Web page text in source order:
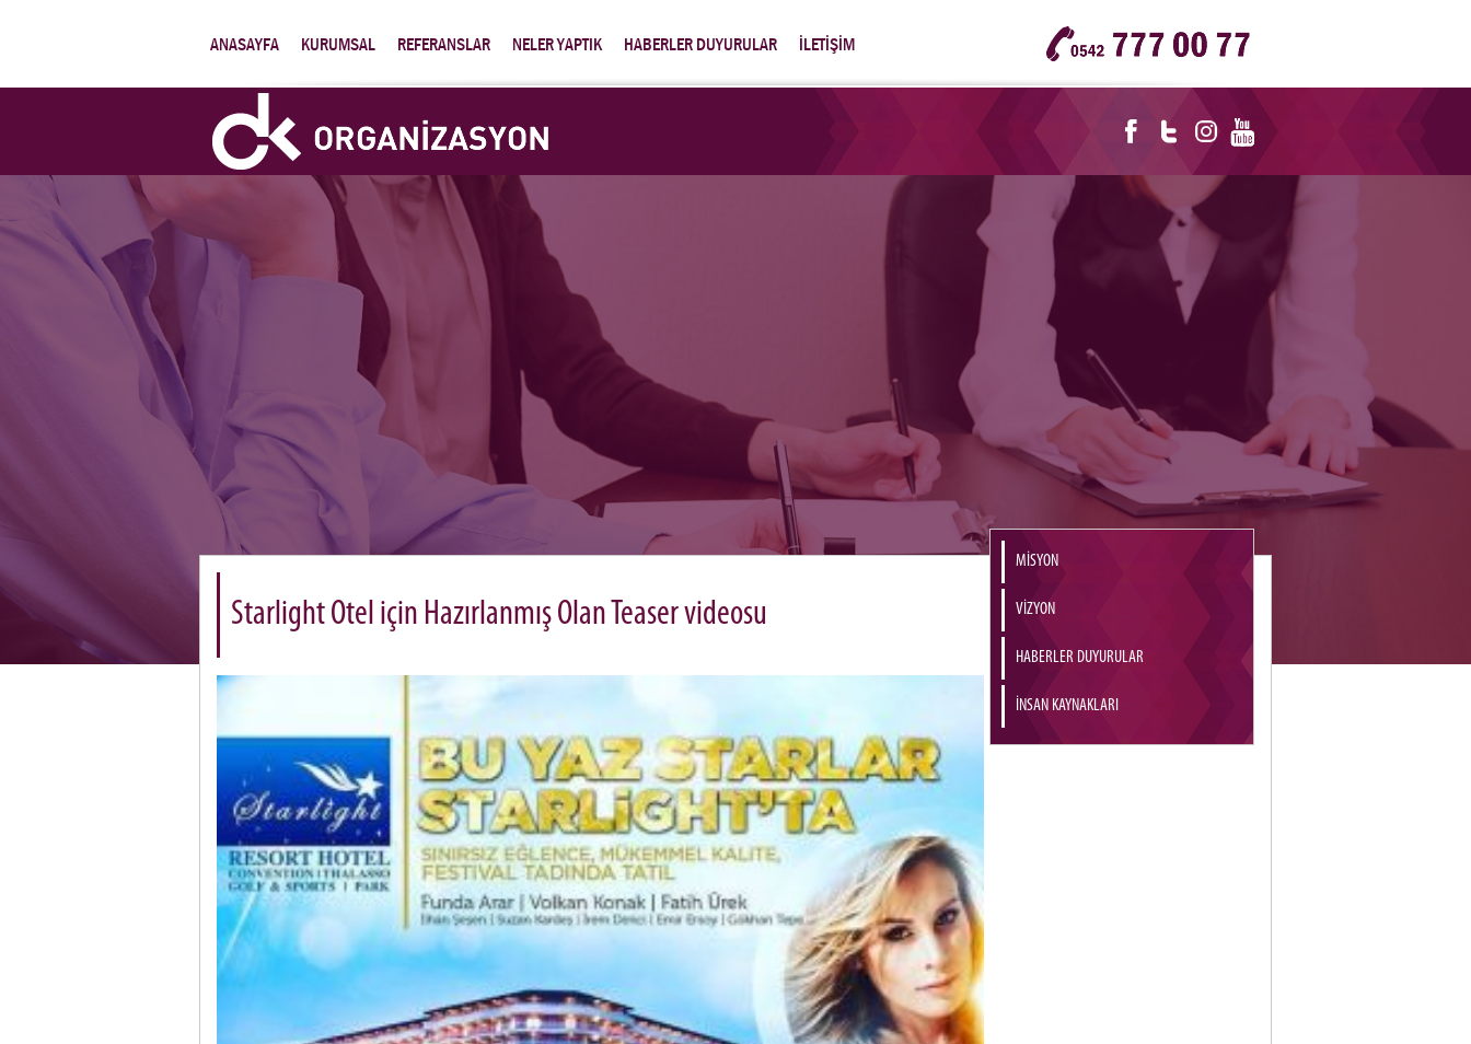
ANASAYFA KURUMSAL REFERANSLAR NELER YAPTIK HABERLER DUYURULAR İLETİŞİM
MİSYON
VİZYON
HABERLER DUYURULAR
İNSAN KAYNAKLARI
Starlight Otel için Hazırlanmış Olan Teaser videosu